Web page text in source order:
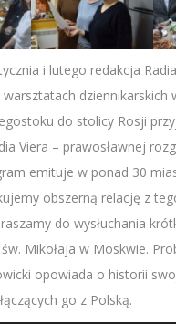
i lutego redakcja
warsztatach dziennikarskich
do stolicy Rosji
Viera – prawosławnej
emituje w ponad 30
obszerną relację z
do wysłuchania
Mikołaja w Moskwie.
opowiada o historii
go z Polską.